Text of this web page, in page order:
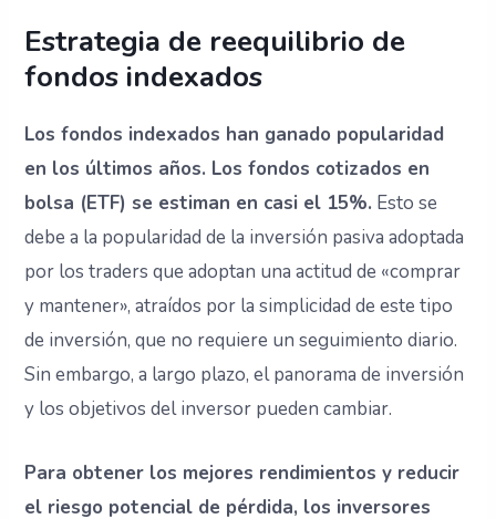
Estrategia de reequilibrio de
fondos indexados
Los fondos indexados han ganado popularidad
en los últimos años. Los fondos cotizados en
bolsa (ETF) se estiman en casi el 15%. Esto se
debe a la popularidad de la inversión pasiva adoptada
por los traders que adoptan una actitud de «comprar
y mantener», atraídos por la simplicidad de este tipo
de inversión, que no requiere un seguimiento diario.
Sin embargo, a largo plazo, el panorama de inversión
y los objetivos del inversor pueden cambiar.
Para obtener los mejores rendimientos y reducir
el riesgo potencial de pérdida, los inversores